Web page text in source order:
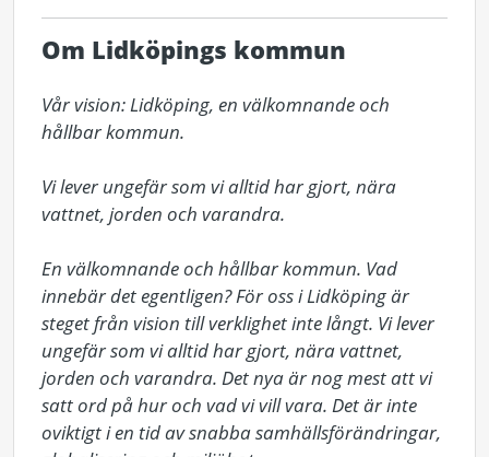
Om Lidköpings kommun
Vår vision: Lidköping, en välkomnande och
hållbar kommun.
Vi lever ungefär som vi alltid har gjort, nära
vattnet, jorden och varandra.
En välkomnande och hållbar kommun. Vad
innebär det egentligen? För oss i Lidköping är
steget från vision till verklighet inte långt. Vi lever
ungefär som vi alltid har gjort, nära vattnet,
jorden och varandra. Det nya är nog mest att vi
satt ord på hur och vad vi vill vara. Det är inte
oviktigt i en tid av snabba samhällsförändringar,